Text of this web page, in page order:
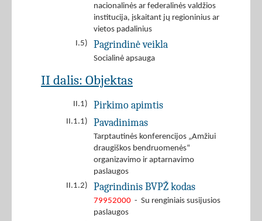
nacionalinės ar federalinės valdžios
institucija, įskaitant jų regioninius ar
vietos padalinius
I.5)
Pagrindinė veikla
Socialinė apsauga
II dalis: Objektas
II.1) Pirkimo apimtis
II.1.1) Pavadinimas
Tarptautinės konferencijos „Amžiui
draugiškos bendruomenės“
organizavimo ir aptarnavimo
paslaugos
II.1.2)
Pagrindinis BVPŽ kodas
79952000 - Su renginiais susijusios
paslaugos